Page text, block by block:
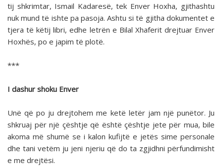
tij shkrimtar, Ismail Kadaresë, tek Enver Hoxha, gjithashtu
nuk mund të ishte pa pasoja. Ashtu si të gjitha dokumentet e
tjera të këtij libri, edhe letrën e Bilal Xhaferit drejtuar Enver
Hoxhës, po e japim të plotë.
***
I dashur shoku Enver
Unë që po ju drejtohem me ketë letër jam një punëtor. Ju
shkruaj për një çështje që është çështje jete për mua, bile
akoma më shumë se i kalon kufijtë e jetës sime personale
dhe tani vetëm ju jeni njeriu që do ta zgjidhni përfundimisht
e me drejtësi.